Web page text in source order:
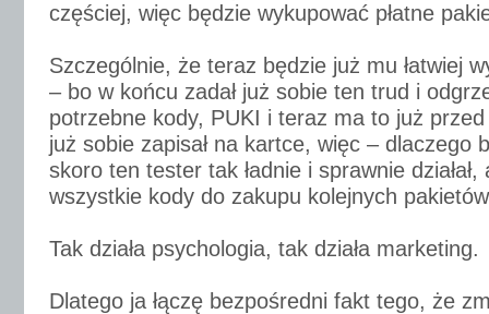
częściej, więc będzie wykupować płatne
Szczególnie, że teraz będzie już mu łatwiej
– bo w końcu zadał już sobie ten trud i
potrzebne kody, PUKI i teraz ma to już
już sobie zapisał na kartce, więc – dlaczego
skoro ten tester tak ładnie i sprawnie
wszystkie kody do zakupu kolejnych
Tak działa psychologia, tak działa marketing.
Dlatego ja łączę bezpośredni fakt tego, że